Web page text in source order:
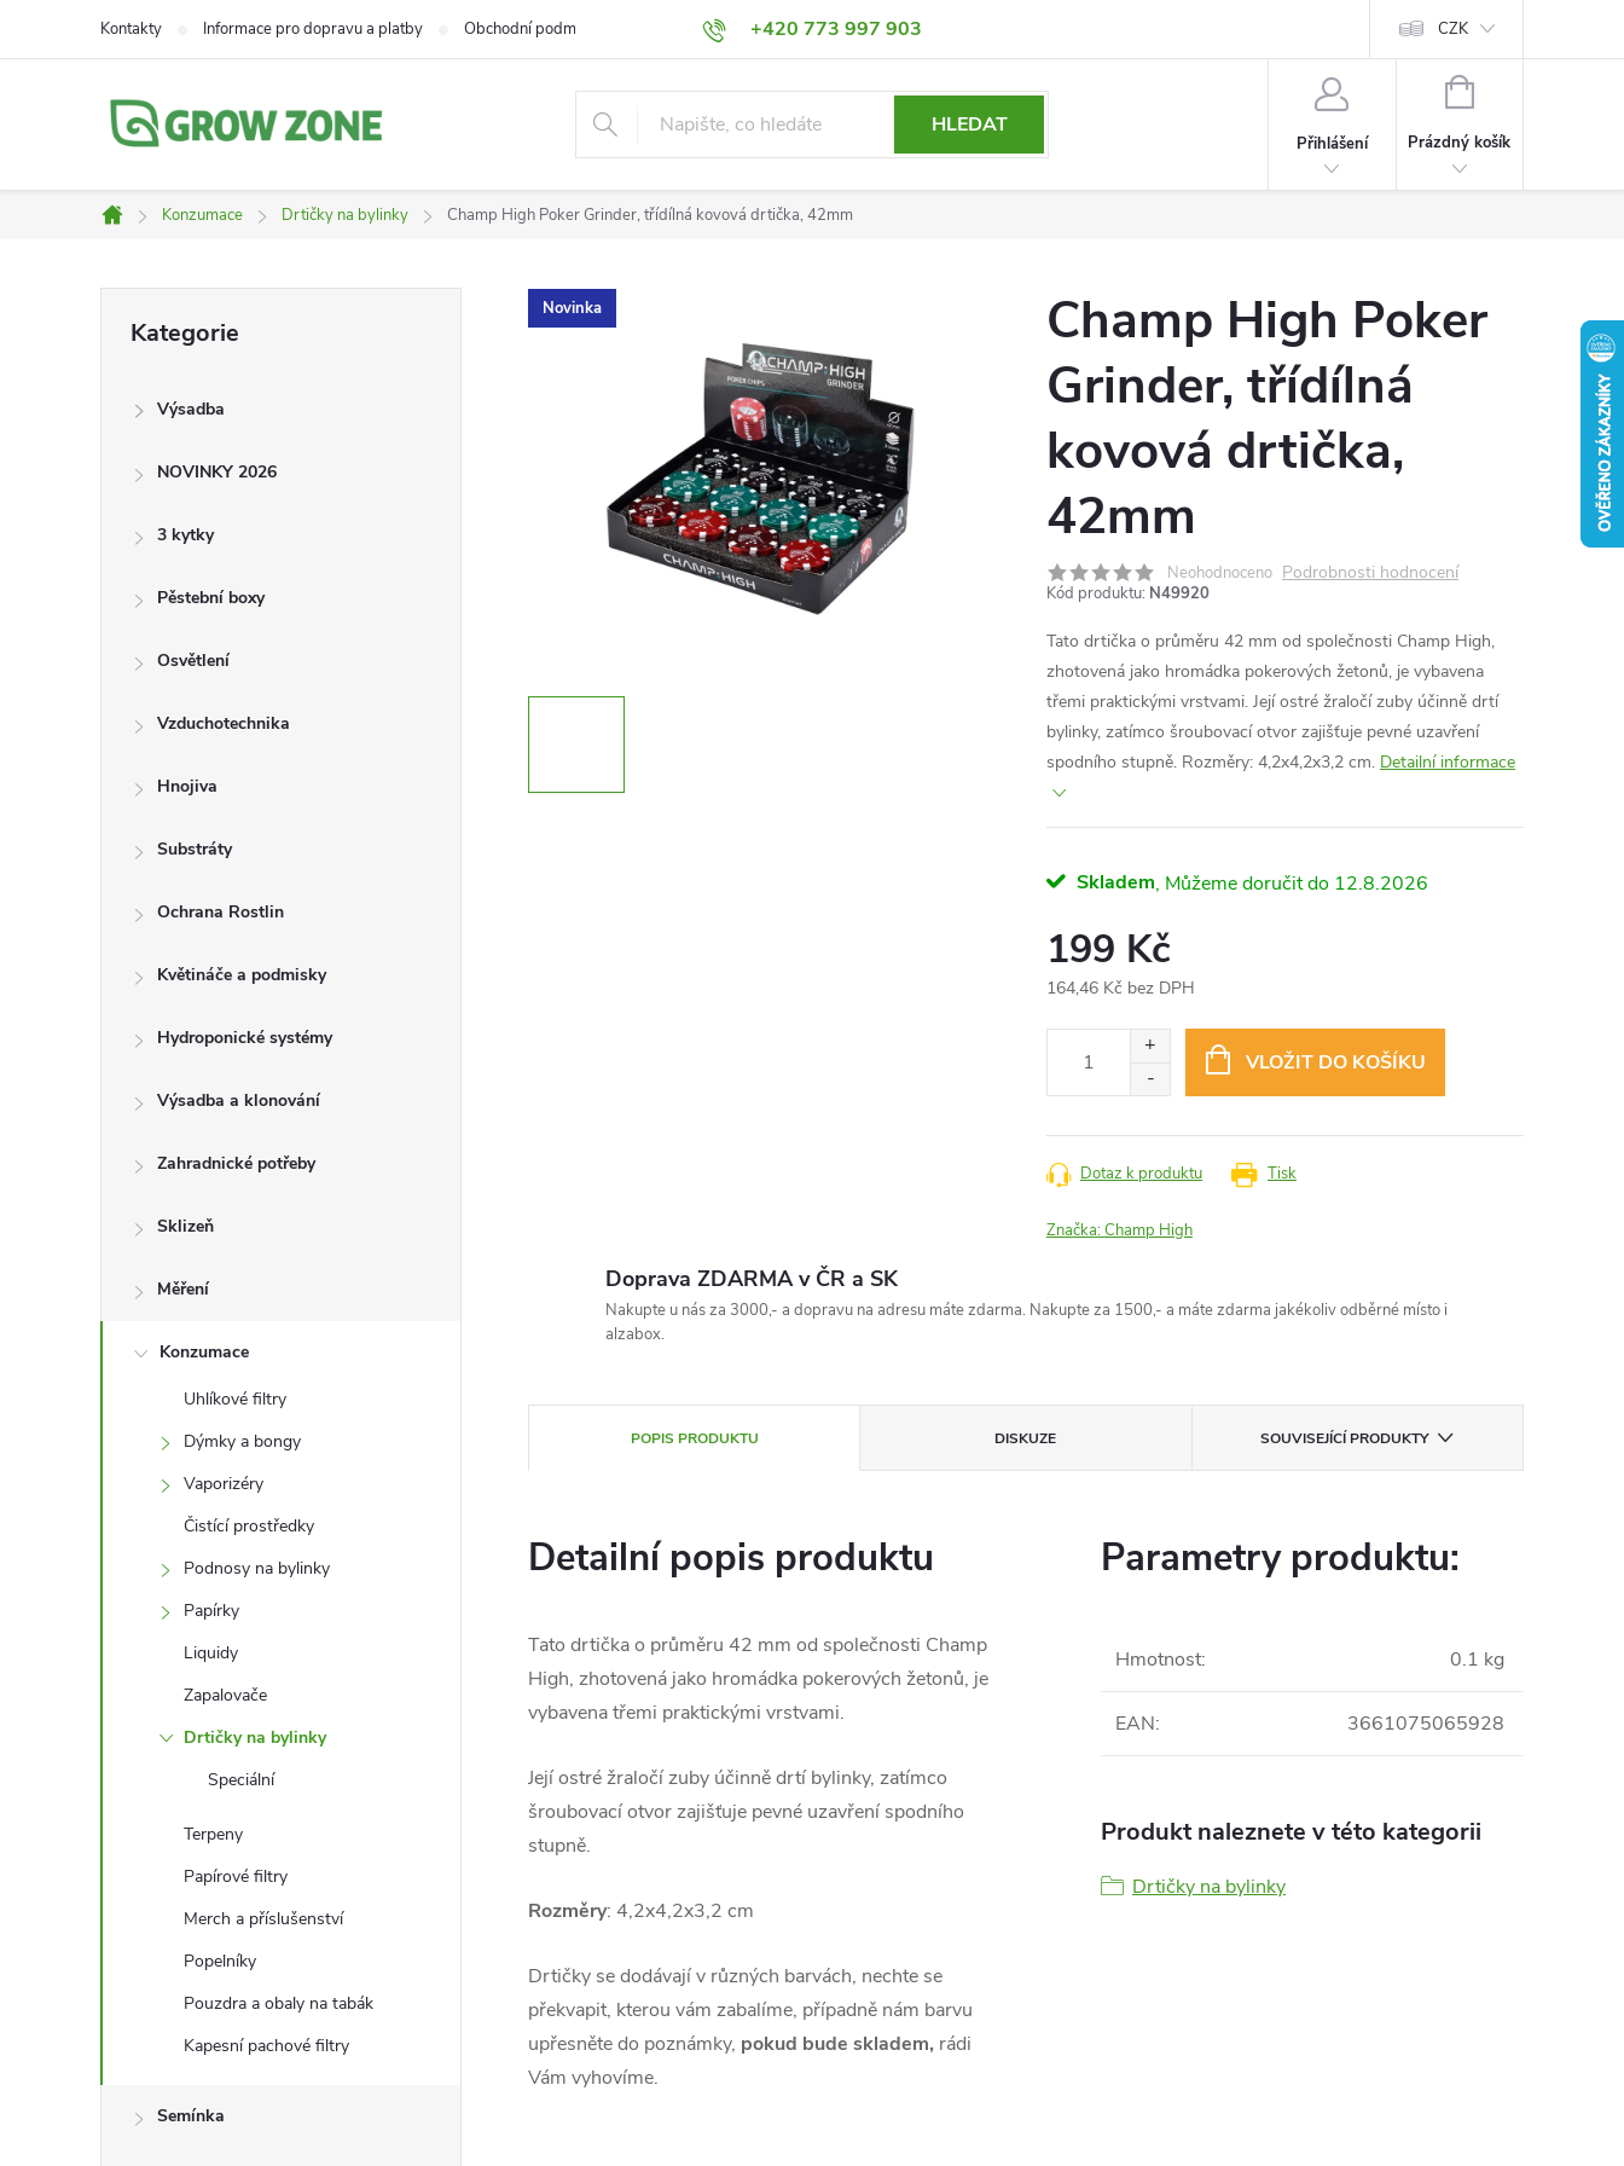
+420 773 997 903
Kontakty Informace pro dopravu a platby Obchodní podmínky Výměna a Vrácení Podmínky ochrany osobních údajů CZK
HLEDAT
Přihlášení
NÁKUPNÍ
Prázdný košík
Domů
Konzumace Drtičky na bylinky Champ High Poker Grinder, třídílná kovová drtička, 42mm
kategorie
Kategorie
Výsadba
NOVINKY 2026
3 kytky
Pěstební boxy
Osvětlení
Vzduchotechnika
Hnojiva
Substráty
Ochrana Rostlin
Květináče a podmisky
Hydroponické systémy
Výsadba a klonování
Zahradnické potřeby
Sklizeň
Měření
Konzumace
Uhlíkové filtry
Dýmky a bongy
Vaporizéry
Čistící prostředky
Podnosy na bylinky
Papírky
Liquidy
Zapalovače
Drtičky na bylinky
Speciální
Terpeny
Papírové filtry
Merch a příslušenství
Popelníky
Pouzdra a obaly na tabák
Kapesní pachové filtry
Semínka
Novinka
Champ High Poker
Grinder, třídílná
kovová drtička,
42mm
Neohodnoceno Podrobnosti hodnocení
Kód produktu: N49920
Tato drtička o průměru 42 mm od společnosti Champ High,
zhotovená jako hromádka pokerových žetonů, je vybavena
třemi praktickými vrstvami. Její ostré žraločí zuby účinně drtí
bylinky, zatímco šroubovací otvor zajišťuje pevné uzavření
spodního stupně. Rozměry: 4,2x4,2x3,2 cm. Detailní informace
Skladem 12.8.2026
199 Kč
164,46 Kč bez DPH
VLOŽIT DO KOŠÍKU
Tisk
Dotaz k produktu
Značka:Champ High
Doprava ZDARMA v ČR a SK
Nakupte u nás za 3000,- a dopravu na adresu máte zdarma. Nakupte za 1500,- a máte zdarma jakékoliv odběrné místo i
alzabox.
POPIS PRODUKTU DISKUZE SOUVISEJÍCÍ PRODUKTY
Detailní popis produktu
Tato drtička o průměru 42 mm od společnosti Champ
High, zhotovená jako hromádka pokerových žetonů, je
vybavena třemi praktickými vrstvami.
Její ostré žraločí zuby účinně drtí bylinky, zatímco
šroubovací otvor zajišťuje pevné uzavření spodního
stupně.
Rozměry: 4,2x4,2x3,2 cm
Drtičky se dodávají v různých barvách, nechte se
překvapit, kterou vám zabalíme, případně nám barvu
upřesněte do poznámky, pokud bude skladem, rádi
Vám vyhovíme.
Parametry produktu:
Hmotnost: 0.1 kg
EAN: 3661075065928
Produkt naleznete v této kategorii
Drtičky na bylinky